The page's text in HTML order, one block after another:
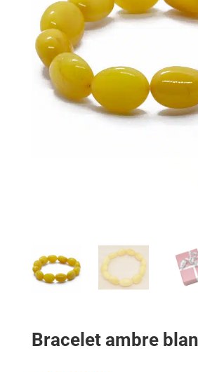
Bracelet ambre